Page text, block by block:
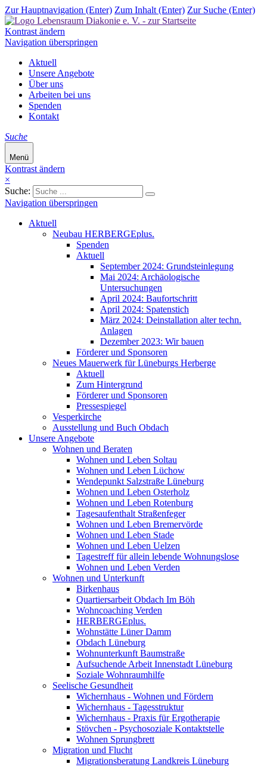
Zur Hauptnavigation (Enter) Zum Inhalt (Enter) Zur Suche (Enter)
Kontrast ändern
Navigation überspringen
Aktuell
Unsere Angebote
Über uns
Arbeiten bei uns
Spenden
Kontakt
Suche
Menü
Kontrast ändern
×
Suche:
Navigation überspringen
Aktuell
Neubau HERBERGEplus.
Spenden
Aktuell
September 2024: Grundsteinlegung
Mai 2024: Archäologische
Untersuchungen
April 2024: Baufortschritt
April 2024: Spatenstich
März 2024: Deinstallation alter techn.
Anlagen
Dezember 2023: Wir bauen
Förderer und Sponsoren
Neues Mauerwerk für Lüneburgs Herberge
Aktuell
Zum Hintergrund
Förderer und Sponsoren
Pressespiegel
Vesperkirche
Ausstellung und Buch Obdach
Unsere Angebote
Wohnen und Beraten
Wohnen und Leben Soltau
Wohnen und Leben Lüchow
Wendepunkt Salzstraße Lüneburg
Wohnen und Leben Osterholz
Wohnen und Leben Rotenburg
Tagesaufenthalt Straßenfeger
Wohnen und Leben Bremervörde
Wohnen und Leben Stade
Wohnen und Leben Uelzen
Tagestreff für allein lebende Wohnungslose
Wohnen und Leben Verden
Wohnen und Unterkunft
Birkenhaus
Quartiersarbeit Obdach Im Böh
Wohncoaching Verden
HERBERGEplus.
Wohnstätte Lüner Damm
Obdach Lüneburg
Wohnunterkunft Baumstraße
Aufsuchende Arbeit Innenstadt Lüneburg
Soziale Wohnraumhilfe
Seelische Gesundheit
Wichernhaus - Wohnen und Fördern
Wichernhaus - Tagesstruktur
Wichernhaus - Praxis für Ergotherapie
Stövchen - Psychosoziale Kontaktstelle
Wohnen Sprungbrett
Migration und Flucht
Migrationsberatung Landkreis Lüneburg